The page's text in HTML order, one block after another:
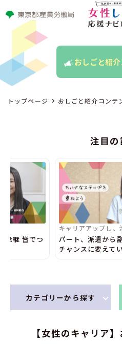
おしごと紹
トップページ おしごと紹介コンテ
注目
承継 皆でつ
キャリアアップし、
パート、派遣から
チャンスに変えて
カテゴリーから探す
【女性のキャリア